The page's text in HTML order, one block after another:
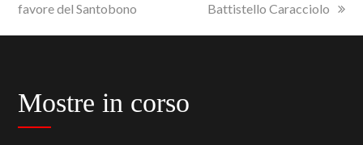
favore del Santobono
Battistello Caracciolo
Mostre in corso